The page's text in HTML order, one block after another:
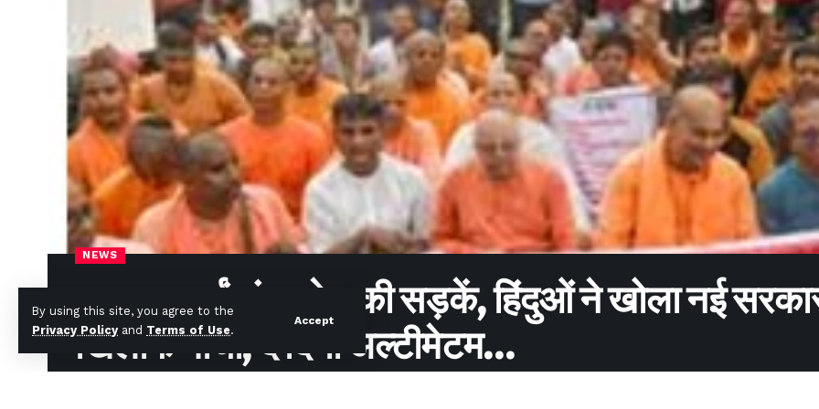
By using this site, you agree to the
Privacy Policy and Terms of Use.
Accept
NEWS
भगवामय हुईं बांग्लादेश की सड़कें, हिंदुओं ने खोला नई
खिलाफ मोर्चा; दे दिया अल्टीमेटम…